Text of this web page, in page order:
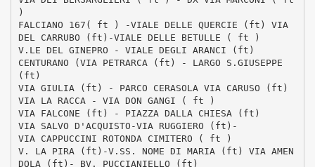
)
FALCIANO 167( ft ) -VIALE DELLE QUERCIE (ft) VIA
DEL CARRUBO (ft)-VIALE DELLE BETULLE ( ft )
V.LE DEL GINEPRO - VIALE DEGLI ARANCI (ft)
CENTURANO (VIA PETRARCA (ft) - LARGO S.GIUSEPPE
(ft)
VIA GIULIA (ft) - PARCO CERASOLA VIA CARUSO (ft)
VIA LA RACCA - VIA DON GANGI ( ft )
VIA FALCONE (ft) - PIAZZA DALLA CHIESA (ft)
VIA SALVO D'ACQUISTO-VIA RUGGIERO (ft)-
VIA CAPPUCCINI ROTONDA CIMITERO ( ft )
V. LA PIRA (ft)-V.SS. NOME DI MARIA (ft) VIA AMEN
DOLA (ft)- BV. PUCCIANIELLO (ft)